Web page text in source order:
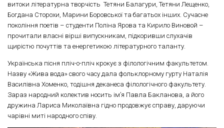
витоки літературна творчість Тетяни Балагури, Тетяни Лещенко,
Богдана Сторохи, Марини Боровської та багатьох інших. Сучасне
покоління поетів – студенти Поліна Ярова та Кирило Виновой –
прочитали власні вірші випускникам, підкоривши слухачів
щирістю почуттів та енергетикою літературного таланту.
Українська пісня пліч-о-пліч крокує з філологічним факультетом.
Назву «Жива вода» свого часу дала фольклорному гурту Наталія
Василівна Хоменко, тодішня деканеса філологічного факультету.
Зараз народний колектив носить ім’я Павла Бакланова, а його
дружина Лариса Миколаївна гідно продовжує справу, даруючи
чарівні миті народного співу.